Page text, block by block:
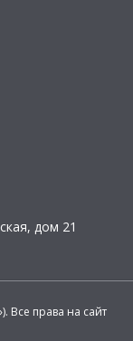
дом 21
Все права на сайт